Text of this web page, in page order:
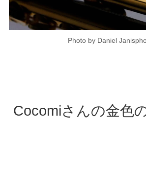
Photo by Daniel
Cocomiさんの金色